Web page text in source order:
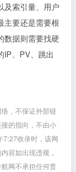
及索引量、用户
主要还是需要根
数据则需要找硬
IP、PV、跳出
，不保证外部链
的指向，不由小
7:27收录时，该网
容如出现违规，
网不承担任何责